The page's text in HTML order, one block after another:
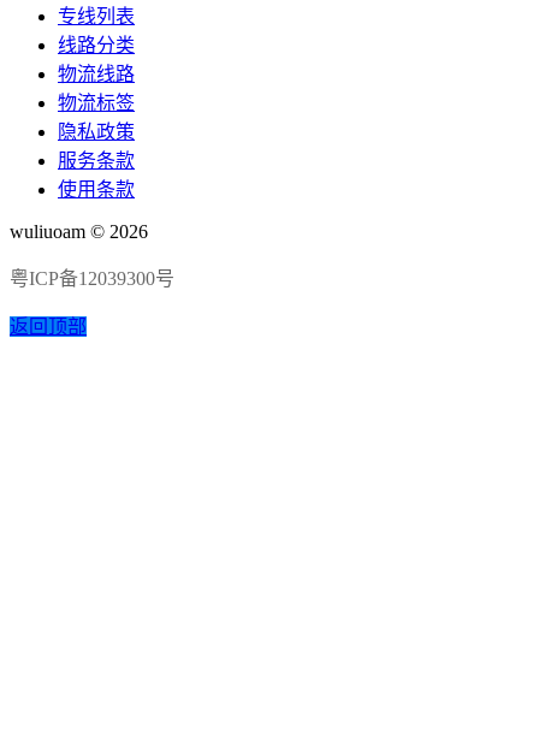
专线列表
线路分类
物流线路
物流标签
隐私政策
服务条款
使用条款
wuliuoam © 2026
粤ICP备12039300号
返回顶部